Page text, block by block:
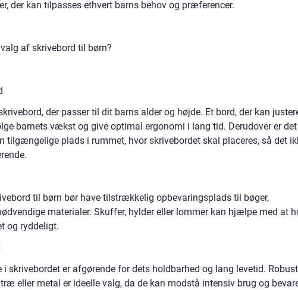
der kan tilpasses ethvert barns behov og præferencer.
af skrivebord til børn?
der passer til dit barns alder og højde. Et bord, der kan
barnets vækst og give optimal ergonomi i lang tid. Derudover er det
tilgængelige plads i rummet, hvor skrivebordet skal placeres, så det
til børn bør have tilstrækkelig opbevaringsplads til bøger,
materialer. Skuffer, hylder eller lommer kan hjælpe med at
og ryddeligt.
skrivebordet er afgørende for dets holdbarhed og lang levetid.
eller metal er ideelle valg, da de kan modstå intensiv brug og